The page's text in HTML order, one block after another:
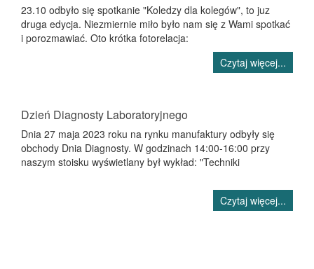
23.10 odbyło się spotkanie "Koledzy dla kolegów", to juz
druga edycja. Niezmiernie miło było nam się z Wami spotkać
i porozmawiać. Oto krótka fotorelacja:
Czytaj więcej...
Dzień Diagnosty Laboratoryjnego
Dnia 27 maja 2023 roku na rynku manufaktury odbyły się
obchody Dnia Diagnosty. W godzinach 14:00-16:00 przy
naszym stoisku wyświetlany był wykład: "Techniki
Czytaj więcej...